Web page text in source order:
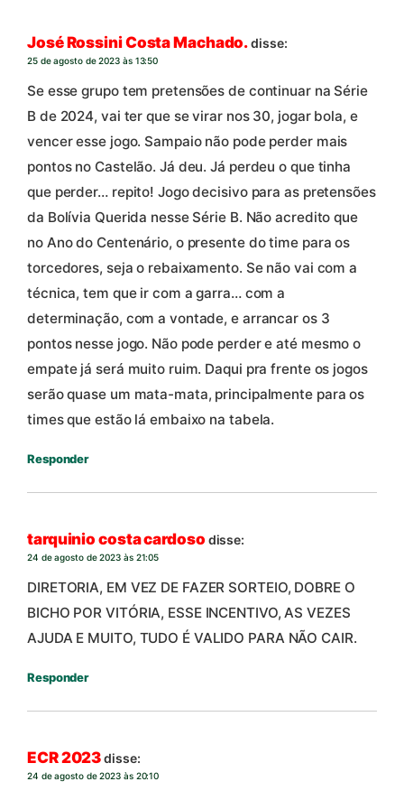
José Rossini Costa Machado.disse:
25 de agosto de 2023 às 13:50
Se esse grupo tem pretensões de continuar na Série
B de 2024, vai ter que se virar nos 30, jogar bola, e
vencer esse jogo. Sampaio não pode perder mais
pontos no Castelão. Já deu. Já perdeu o que tinha
que perder… repito! Jogo decisivo para as pretensões
da Bolívia Querida nesse Série B. Não acredito que
no Ano do Centenário, o presente do time para os
torcedores, seja o rebaixamento. Se não vai com a
técnica, tem que ir com a garra… com a
determinação, com a vontade, e arrancar os 3
pontos nesse jogo. Não pode perder e até mesmo o
empate já será muito ruim. Daqui pra frente os jogos
serão quase um mata-mata, principalmente para os
times que estão lá embaixo na tabela.
Responder
tarquinio costa cardoso disse:
24 de agosto de 2023 às 21:05
DIRETORIA, EM VEZ DE FAZER SORTEIO, DOBRE O
BICHO POR VITÓRIA, ESSE INCENTIVO, AS VEZES
AJUDA E MUITO, TUDO É VALIDO PARA NÃO CAIR.
Responder
ECR 2023disse:
24 de agosto de 2023 às 20:10